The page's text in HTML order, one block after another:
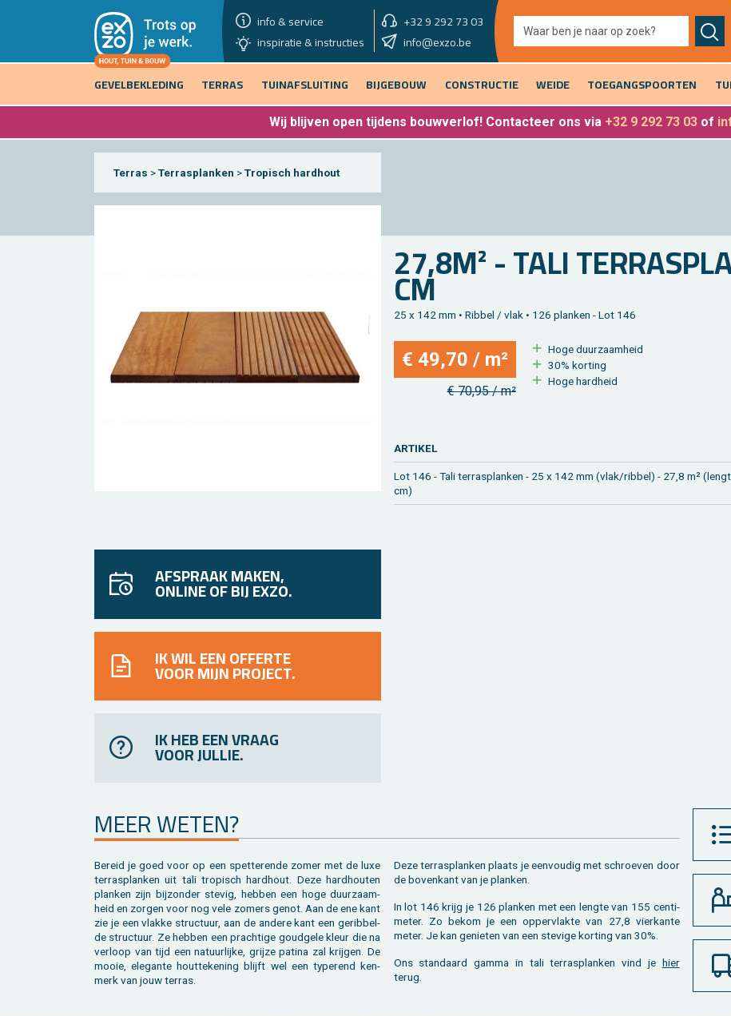
info & service +32 9 292 73 03
showroom vandaag
inspiratie & instructies
info@exzo.be 9u - 12u30 & 13u30 - 17u
GEVELBEKLEDING
TERRAS TUINAFSLUITING BIJGEBOUW CONSTRUCTIE WEIDE TOEGANGSPOORTEN
Wij blijven open tijdens bouwverlof! Contacteer ons via +32 9 292 73 03 of
Terras >Terrasplanken >Tropisch hardhout
27,8M² - TALI
CM
25 x 142 mm • Rib­bel / vlak • 126 plan­ken - Lot 146
€ 49,70 / m²
€ 70,95 / m²
Hoge duur­zaam­heid
30% kor­ting
Hoge hard­heid
AR­TI­KEL
Lot 146 - Tali terras­planken - 25 x 142 mm (vlak/rib­bel) - 27,8 m²
cm)
AFSPRAAK MAKEN,
ONLINE OF BIJ EXZO.
IK WIL EEN OFFERTE
VOOR MIJN PROJECT.
IK HEB EEN VRAAG
VOOR JULLIE.
MEER WETEN?
Be­reid je goed voor op een spet­te­ren­de zomer met de luxe
terras­planken uit tali tro­pisch hard­hout. Deze hard­hou­ten
plan­ken zijn bij­zon­der ste­vig, heb­ben een hoge duur­zaam­
heid en zor­gen voor nog vele zo­mers genot. Aan de ene kant
zie je een vlak­ke struc­tuur, aan de an­de­re kant een ge­rib­bel­
de struc­tuur. Ze heb­ben een prach­ti­ge goud­ge­le kleur die na
ver­loop van tijd een na­tuur­lij­ke, grij­ze pa­ti­na zal krij­gen. De
mooie, ele­gan­te hout­te­ke­ning blijft wel een ty­pe­rend ken­
merk van jouw ter­ras.
Deze terras­planken plaats je een­vou­dig met schroe­ven door
de bo­ven­kant van je plan­ken.
In lot 146 krijg je 126 plan­ken met een leng­te van 155 cen­ti­
me­ter. Zo bekom je een op­per­vlak­te van 27,8 vier­kan­te
meter. Je kan ge­nie­ten van een ste­vi­ge kor­ting van 30%.
Ons stan­daard gamma in tali terras­planken vind je hier
terug.